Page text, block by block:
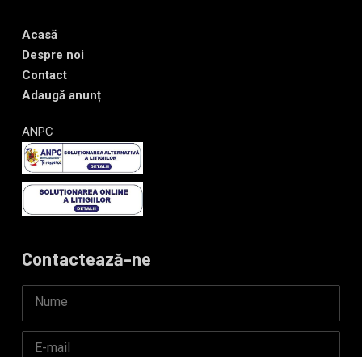
Acasă
Despre noi
Contact
Adaugă anunț
ANPC
Contactează-ne